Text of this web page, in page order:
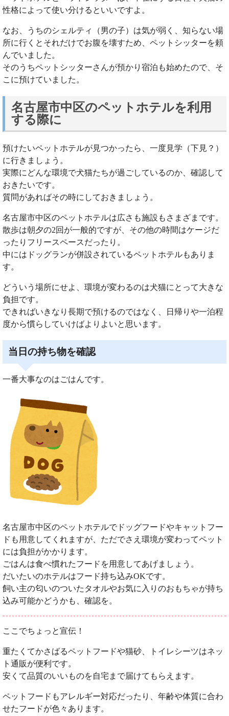
性格によって使い分けるといいですよ。
なお、うちのシェルティ（男の子）は気が弱く、知らない場
所に行くとそれだけでお腹を壊すため、ペットシッターを頼
んでいました。
そのうちペットシッターさんが預かり宿泊も始めたので、そ
こに預けていました。
名古屋市中区のペットホテルを利用
する際に
預けたいペットホテルが見つかったら、一度見学（下見？）
に行きましょう。
実際にどんな環境で犬猫たちが過ごしているのか、確認して
おきたいです。
質問があればその時にしておきましょう。
名古屋市中区のペットホテルは広さも施設もさまざまです。
散歩は朝夕の2回が一般的ですが、その他の時間はケージだ
ったりフリースペースだったり。
中にはドッグランが併設されているペットホテルもありま
す。
どういう場所にせよ、環境が変わるのは犬猫にとって大きな
負担です。
できればいきなり長期で預けるのではなく、日帰りや一泊程
度から慣らしていけばよりよいと思います。
当日の持ち物を確認
一番大事なのはごはんです。
名古屋市中区のペットホテルでドッグフードやキャットフー
ドも用意してくれますが、ただでさえ環境が変わってペット
には負担がかかります。
ごはんは食べ慣れたフードを用意してあげましょう。
だいたいのホテルはフード持ち込みOKです。
飼い主の匂いのついたタオルやお気に入りのおもちゃが持ち
込み可能かどうかも、確認を。
ここでちょっと宣伝！
重たくてかさばるペットフードや猫砂、トイレシーツはネッ
ト通販が便利です。
安くて品質のいいものを自宅まで届けてもらえます。
ペットフードもアレルギー対応だったり、年齢や体質に合わ
せたフードが色々あります。